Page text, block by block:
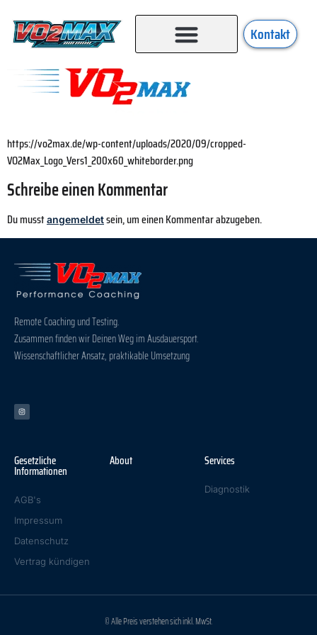
Kontakt
https://vo2max.de/wp-content/uploads/2020/09/cropped-
VO2Max_Logo_Vers1_200x60_whiteborder.png
Schreibe einen Kommentar
Du musstangemeldetsein, um einen Kommentar abzugeben.
Remote Coaching und Testing.
Zusammen finden wir Deinen Weg im Ausdauersport.
Wissenschaftlicher Ansatz, praktikable Umsetzung
Gesetzliche
Informationen
AGB's
Impressum
Datenschutz
Vertrag kündigen
About Services
Diagnostik
© Alle Preis verstehen sich inkl. MwSt.